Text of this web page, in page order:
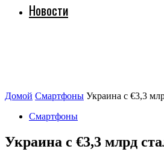
Новости
Домой Смартфоны Украина с €3,3
Смартфоны
Украина с €3,3 млрд